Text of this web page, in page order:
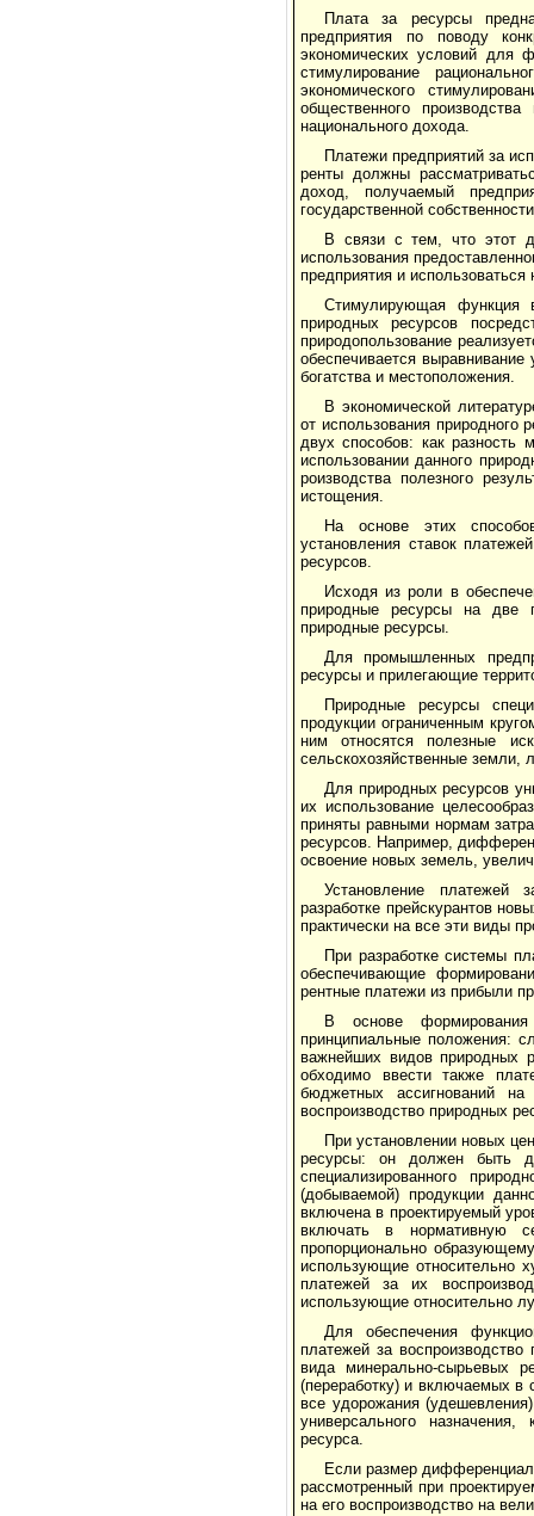
Плата за ресурсы
предприятия по пово­ду
экономических условий для
сти­мулирование
экономического
общественного
националь­ного дохода.
Платежи предприятий за
ренты должны
доход, получаемый
государственной
В связи с тем, что этот
использования
предприятия и
Стимулирующая функция
природных ресурсов
природопользование
обеспечивается
бо­гатства и местоположения.
В экономической
от использования природного
двух способов: как разность
использовании данного
роизводства полезного
истощения.
На основе этих
установления ставок
ресурсов.
Исходя из роли в
природные ресурсы на две
природные ресурсы.
Для промышленных
ресурсы и прилегающие
Природные ресурсы
продукции огра­ниченным
ним относятся полезные
сельскохозяйственные земли,
Для природных ресурсов
их использова­ние
приняты равными нормам
ресурсов. Например,
освоение новых земель,
Установление платежей
разработке прейскуран­тов
практически на все эти виды
При разработке системы
обеспечивающие
рентные платежи из прибыли
В основе
принципиальные положения:
важнейших видов природных
обходимо ввести также
бюджетных ассигнова­ний
воспроизводство природных
При установлении новых
ресурсы: он должен быть
специализированного
(добываемой) продукции
включена в проектируемый
включать в нормативную
пропорционально
использую­щие относительно
платежей за их
использующие относительно
Для обеспечения
платежей за
вида минерально-сырьевых
(переработку) и включаемых в
все удорожания
универсального наз­начения,
ресурса.
Если размер
рассмотрен­ный при
на его воспроизводство на